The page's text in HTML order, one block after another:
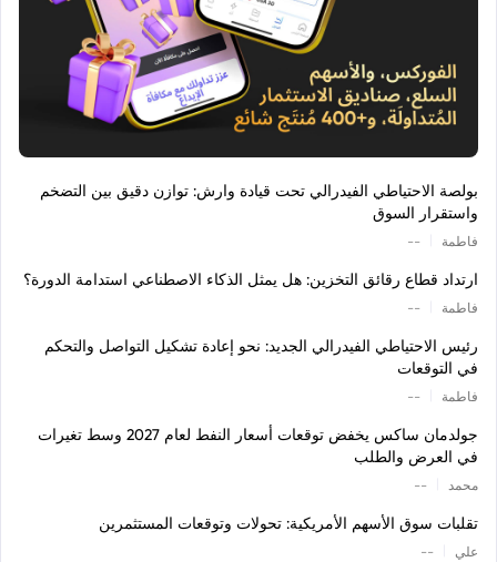
بولصة الاحتياطي الفيدرالي تحت قيادة وارش: توازن دقيق بين التضخم
واستقرار السوق
فاطمة --
ارتداد قطاع رقائق التخزين: هل يمثل الذكاء الاصطناعي استدامة الدورة؟
فاطمة --
رئيس الاحتياطي الفيدرالي الجديد: نحو إعادة تشكيل التواصل والتحكم
في التوقعات
فاطمة --
جولدمان ساكس يخفض توقعات أسعار النفط لعام 2027 وسط تغيرات
في العرض والطلب
محمد --
تقلبات سوق الأسهم الأمريكية: تحولات وتوقعات المستثمرين
علي --